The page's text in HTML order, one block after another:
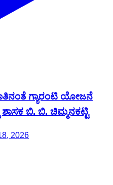
ಗ್ಯಾರಂಟಿ ಯೋಜನೆ
ಬಿ. ಬಿ. ಚಿಮ್ಮನಕಟ್ಟಿ
2026